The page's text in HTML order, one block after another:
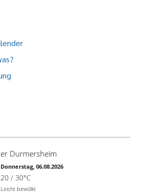
Durmersheim
Donnerstag, 06.08.2026
20 / 30°C
Leicht bewölkt